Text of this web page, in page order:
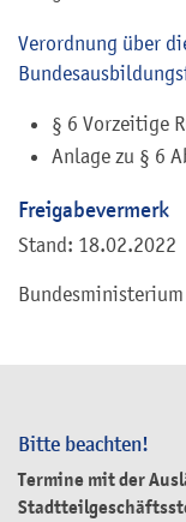
Bitte beachten!
Termine mit der
Verordnung über
§ 6 Vorzeitige
Anlage zu § 6
Freigabevermerk
Stand: 18.02.2022